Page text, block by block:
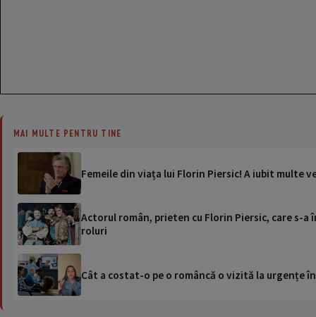
MAI MULTE PENTRU TINE
Femeile din viața lui Florin Piersic! A iubit multe
Actorul român, prieten cu Florin Piersic, care s-a
roluri
Cât a costat-o pe o româncă o vizită la urgențe